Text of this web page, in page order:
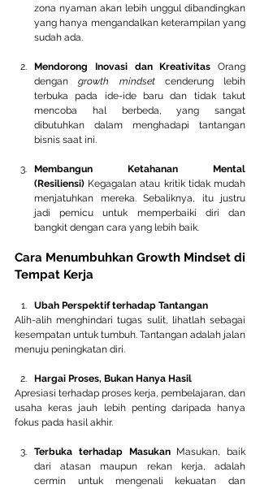
zona nyaman akan lebih unggul dibandingkan
yang hanya mengandalkan keterampilan yang
sudah ada.
Mendorong Inovasi dan Kreativitas Orang
dengan growth mindset cenderung lebih
terbuka pada ide-ide baru dan tidak takut
mencoba hal berbeda, yang sangat
dibutuhkan dalam menghadapi tantangan
bisnis saat ini.
Membangun Ketahanan Mental
(Resiliensi) Kegagalan atau kritik tidak mudah
menjatuhkan mereka. Sebaliknya, itu justru
jadi pemicu untuk memperbaiki diri dan
bangkit dengan cara yang lebih baik.
Cara Menumbuhkan Growth Mindset di
Tempat Kerja
Ubah Perspektif terhadap Tantangan
Alih-alih menghindari tugas sulit, lihatlah sebagai
kesempatan untuk tumbuh. Tantangan adalah jalan
menuju peningkatan diri.
Hargai Proses, Bukan Hanya Hasil
Apresiasi terhadap proses kerja, pembelajaran, dan
usaha keras jauh lebih penting daripada hanya
fokus pada hasil akhir.
Terbuka terhadap Masukan Masukan, baik
dari atasan maupun rekan kerja, adalah
cermin untuk mengenali kekuatan dan